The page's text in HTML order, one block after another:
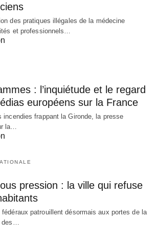
des pratiques illégales de la médecine
et professionnels…
: l’inquiétude et le regard
européens sur la France
incendies frappant la Gironde, la presse
la…
pression : la ville qui refuse
patrouillent désormais aux portes de la
des…